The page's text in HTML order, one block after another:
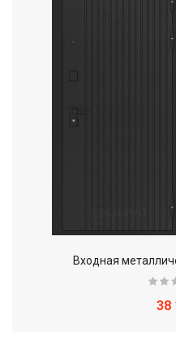
Входная
38